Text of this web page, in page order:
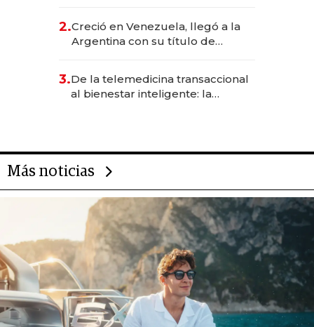
2.Creció en Venezuela, llegó a la
Argentina con su título de
las marcas "fast premium"
3.De la telemedicina transaccional
al bienestar inteligente: la
Más noticias